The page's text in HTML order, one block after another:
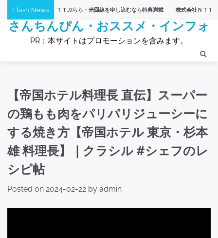
content
Flash News
社ＮＴＴぷらら・光回線を申し込むなら特典満載 株式会社ＮＴＴぷらら・【ひか
さんちんぴん・おススメ・インフォ
PR：本サイトはプロモーションを含みます。
【帝国ホテル料理長 直伝】スーパー
の鶏もも肉をパリパリジューシーに
する焼き方【帝国ホテル 東京・杉本
雄 料理長】｜クラシル #シェフのレ
シピ帖
Posted on 2024-02-22 by admin